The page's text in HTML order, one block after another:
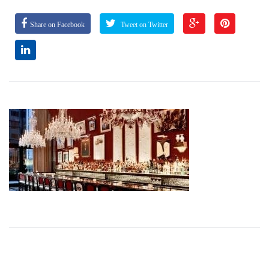
Share on Facebook Tweet on Twitter